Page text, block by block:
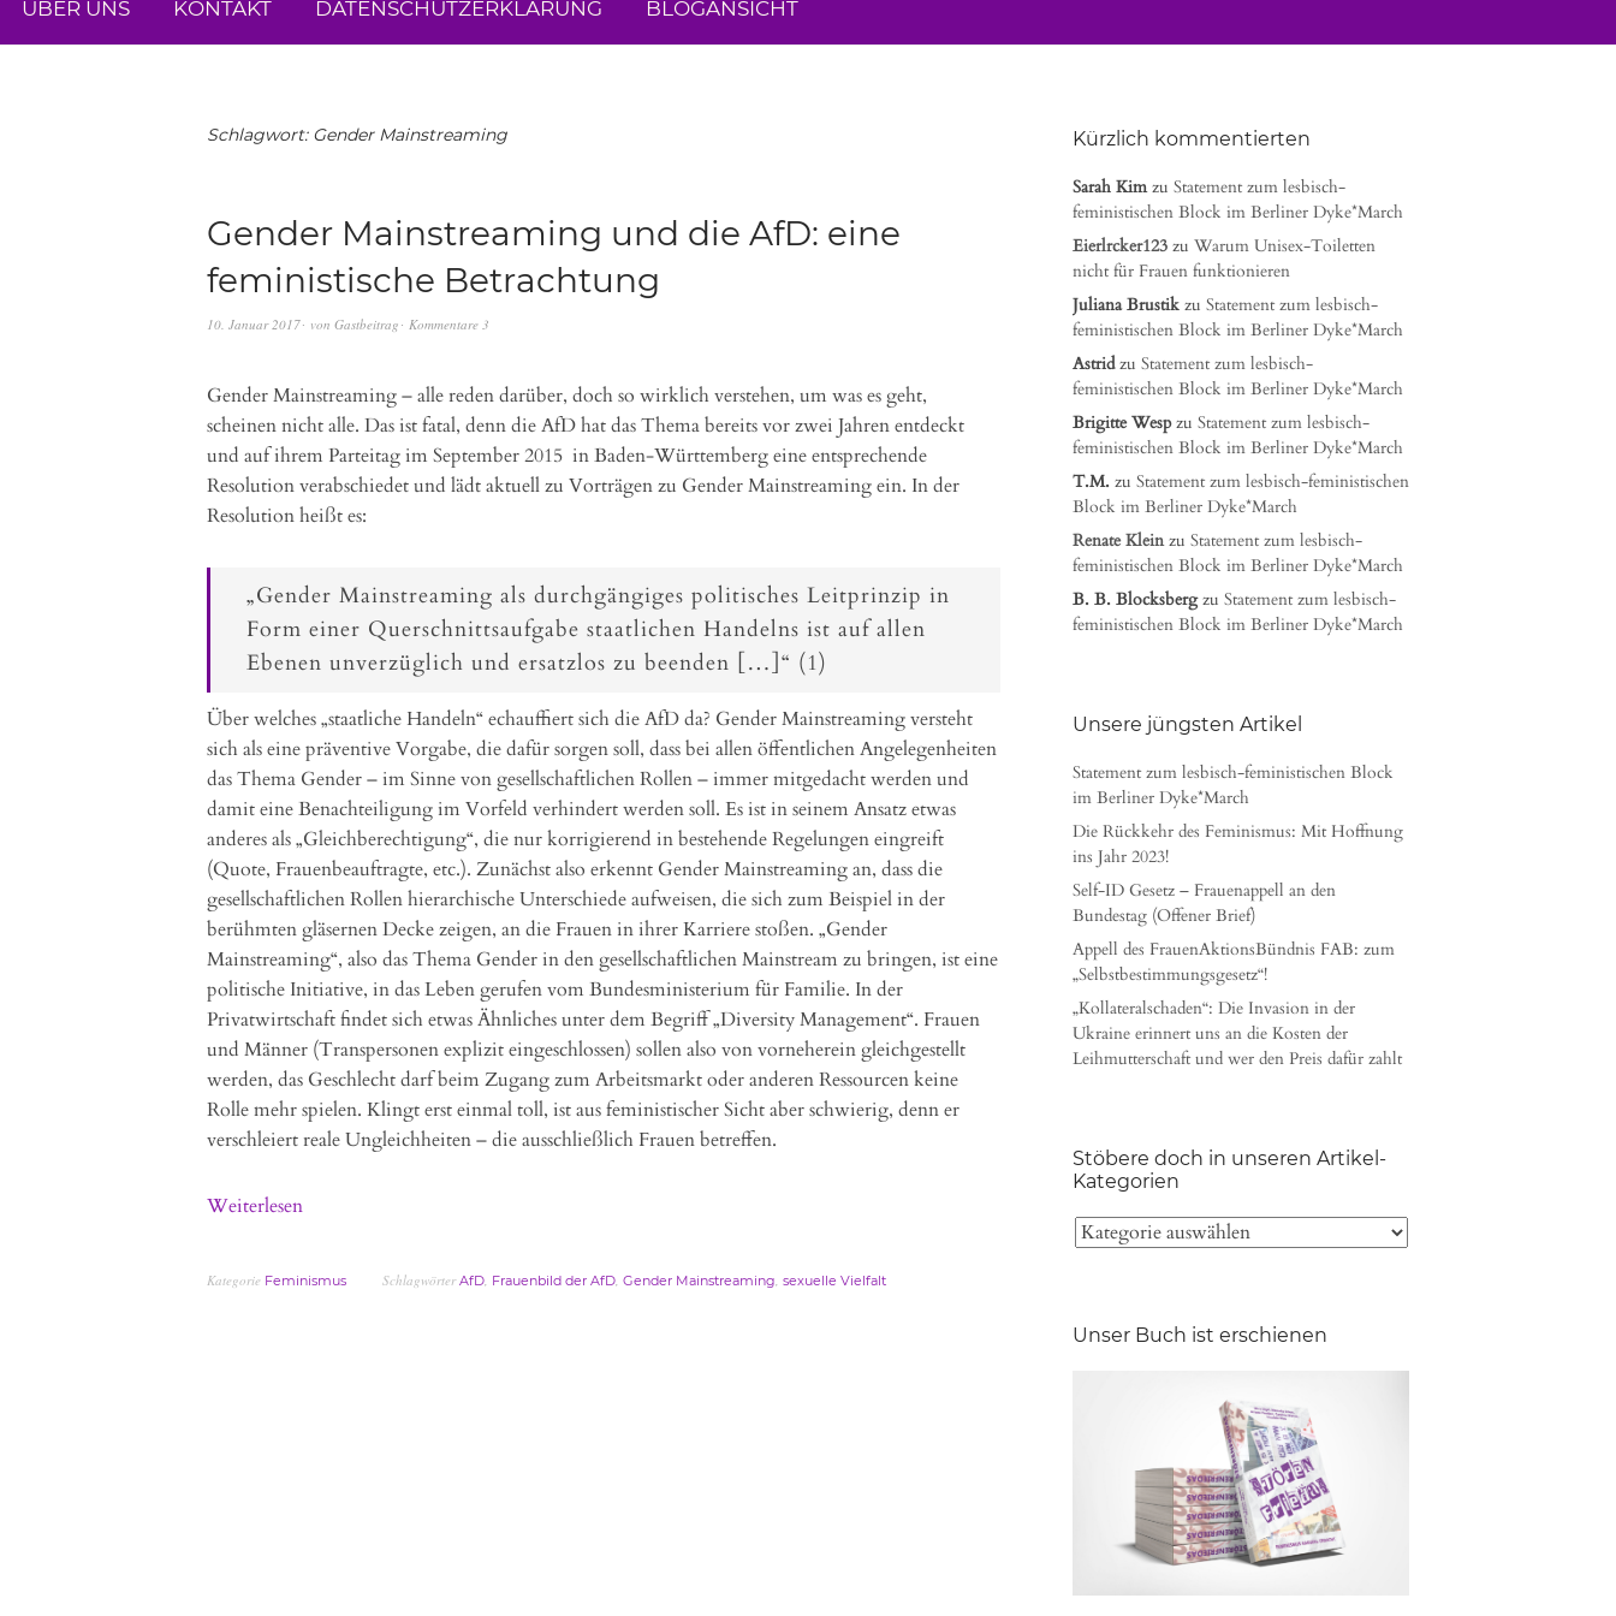
ÜBER UNS KONTAKT DATENSCHUTZERKLÄRUNG BLOGANSICHT
Schlagwort: Gender Mainstreaming
Gender Mainstreaming und die AfD: eine
feministische Betrachtung
10. Januar 2017 von Gastbeitrag Kommentare 3
Gender Mainstreaming – alle reden darüber, doch so wirklich verstehen, um was es geht,
scheinen nicht alle. Das ist fatal, denn die AfD hat das Thema bereits vor zwei Jahren entdeckt
und auf ihrem Parteitag im September 2015 in Baden-Württemberg eine entsprechende
Resolution verabschiedet und lädt aktuell zu Vorträgen zu Gender Mainstreaming ein. In der
Resolution heißt es:
„Gender Mainstreaming als durchgängiges politisches Leitprinzip in
Form einer Querschnittsaufgabe staatlichen Handelns ist auf allen
Ebenen unverzüglich und ersatzlos zu beenden […]“ (1)
Über welches „staatliche Handeln“ echauffiert sich die AfD da? Gender Mainstreaming versteht
sich als eine präventive Vorgabe, die dafür sorgen soll, dass bei allen öffentlichen Angelegenheiten
das Thema Gender – im Sinne von gesellschaftlichen Rollen – immer mitgedacht werden und
damit eine Benachteiligung im Vorfeld verhindert werden soll. Es ist in seinem Ansatz etwas
anderes als „Gleichberechtigung“, die nur korrigierend in bestehende Regelungen eingreift
(Quote, Frauenbeauftragte, etc.). Zunächst also erkennt Gender Mainstreaming an, dass die
gesellschaftlichen Rollen hierarchische Unterschiede aufweisen, die sich zum Beispiel in der
berühmten gläsernen Decke zeigen, an die Frauen in ihrer Karriere stoßen. „Gender
Mainstreaming“, also das Thema Gender in den gesellschaftlichen Mainstream zu bringen, ist eine
politische Initiative, in das Leben gerufen vom Bundesministerium für Familie. In der
Privatwirtschaft findet sich etwas Ähnliches unter dem Begriff „Diversity Management“. Frauen
und Männer (Transpersonen explizit eingeschlossen) sollen also von vorneherein gleichgestellt
werden, das Geschlecht darf beim Zugang zum Arbeitsmarkt oder anderen Ressourcen keine
Rolle mehr spielen. Klingt erst einmal toll, ist aus feministischer Sicht aber schwierig, denn er
verschleiert reale Ungleichheiten – die ausschließlich Frauen betreffen.
Weiterlesen
Kategorie Feminismus SchlagwörterAfD, Frauenbild der AfD, Gender Mainstreaming, sexuelle Vielfalt
Kürzlich kommentierten
Sarah Kimzu Statement zum lesbisch-
feministischen Block im Berliner Dyke*March
Eierlrcker123 zu Warum Unisex-Toiletten
nicht für Frauen funktionieren
Juliana Brustik zu Statement zum lesbisch-
feministischen Block im Berliner Dyke*March
Astridzu Statement zum lesbisch-
feministischen Block im Berliner Dyke*March
Brigitte Wespzu Statement zum lesbisch-
feministischen Block im Berliner Dyke*March
T.M. zu Statement zum lesbisch-feministischen
Block im Berliner Dyke*March
Renate Kleinzu Statement zum lesbisch-
feministischen Block im Berliner Dyke*March
B. B. Blocksbergzu Statement zum lesbisch-
feministischen Block im Berliner Dyke*March
Unsere jüngsten Artikel
Statement zum lesbisch-feministischen Block
im Berliner Dyke*March
Die Rückkehr des Feminismus: Mit Hoffnung
ins Jahr 2023!
Self-ID Gesetz – Frauenappell an den
Bundestag (Offener Brief)
Appell des FrauenAktionsBündnis FAB: zum
„Selbstbestimmungsgesetz“!
„Kollateralschaden“: Die Invasion in der
Ukraine erinnert uns an die Kosten der
Leihmutterschaft und wer den Preis dafür zahlt
Stöbere doch in unseren Artikel-
Kategorien
Unser Buch ist erschienen